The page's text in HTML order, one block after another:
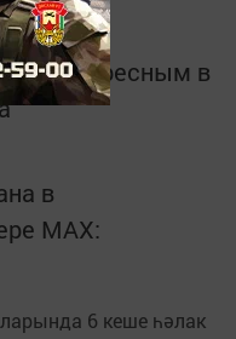
и интересным в
в
MАХ:
6 кеше һәлак